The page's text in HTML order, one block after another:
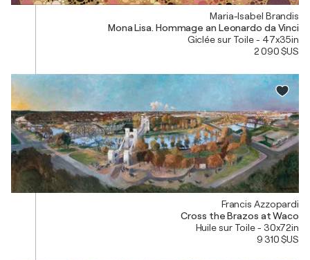
Maria-Isabel Brandis
Mona Lisa. Hommage an Leonardo da Vinci
Giclée sur Toile - 47x35in
2 090 $US
Francis Azzopardi
Cross the Brazos at Waco
Huile sur Toile - 30x72in
9 310 $US